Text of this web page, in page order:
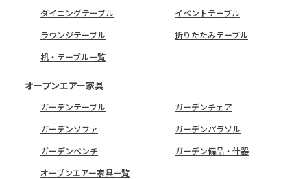
ダイニングテーブル
イベントテーブル
ラウンジテーブル
折りたたみテーブル
机・テーブル一覧
オープンエアー家具
ガーデンテーブル
ガーデンチェア
ガーデンソファ
ガーデンパラソル
ガーデンベンチ
ガーデン備品・什器
オープンエアー家具一覧